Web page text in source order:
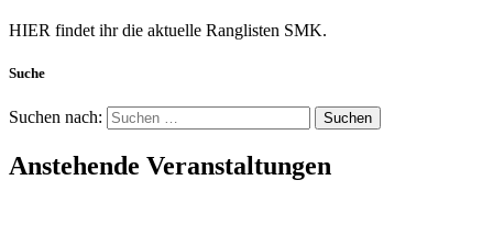
HIER findet ihr die aktuelle Ranglisten SMK.
Suche
Suchen nach:
Anstehende Veranstaltungen